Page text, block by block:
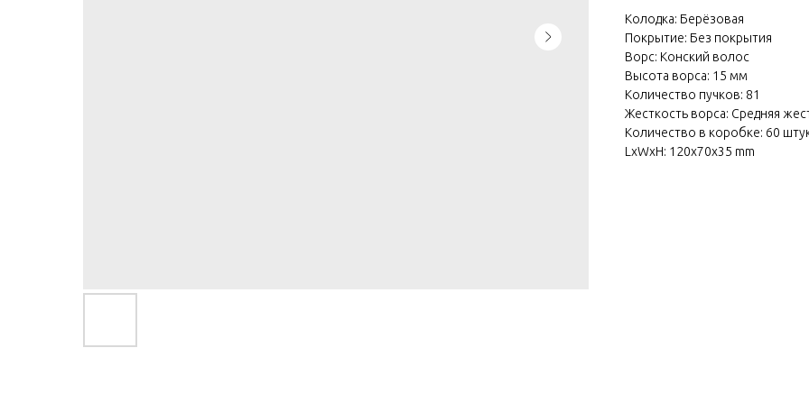
Колодка: Берёзовая
Покрытие: Без покрытия
Ворс: Конский волос
Высота ворса: 15 мм
Количество пучков: 81
Жесткость ворса: Средняя
Количество в коробке: 60
LxWxH: 120x70x35 mm